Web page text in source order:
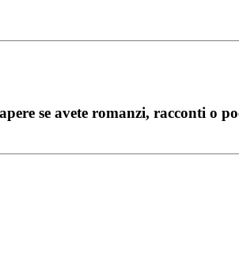
se avete romanzi, racconti o